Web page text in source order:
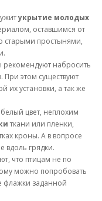
укрытие молодых
оставшимся от
старыми простынями,
набросить
. При этом существуют
их установки, а так же
белый цвет, неплохим
ткани или пленки,
кроны. А в вопросе
вдоль грядки.
что птицам не по
можно попробовать
флажки заданной